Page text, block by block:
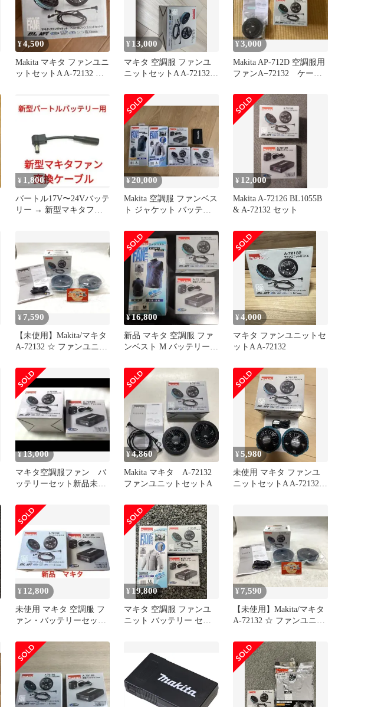
¥4,500
Makita マキタ ファンユニ
ットセットA A-72132 空
¥ 13,000
マキタ 空調服 ファンユ
ニットセットA A-72132
¥3,000
Makita AP-712D 空調服用
ファンA−72132 ケーブ
¥ 1,800
バートル17V〜24Vバッテ
リー → 新型マキタファ
¥20,000
Makita 空調服 ファンベス
ト ジャケット バッテリ
¥ 12,000
Makita A-72126 BL1055B
& A-72132 セット
¥ 7,590
【未使用】Makita/マキタ
‎A-72132 ☆ ファンユニッ
[IT_ZQWRD][豊田][M04]
¥16,800
新品 マキタ 空調服 ファ
ンベスト M バッテリー付
¥4,000
マキタ ファンユニットセ
ットA A-72132
¥13,000
マキタ空調服ファン バ
ッテリーセット新品未使
¥4,860
Makita マキタ A-72132
ファンユニットセットA
¥5,980
未使用 マキタ ファンユ
ニットセットA A-72132
¥ 12,800
未使用 マキタ 空調服 フ
ァン・バッテリーセット
¥ 19,800
マキタ 空調服 ファンユ
ニット バッテリー セッ
¥ 7,590
【未使用】Makita/マキタ
‎A-72132 ☆ ファンユニッ
[IT_6VMHO][豊田][M04]